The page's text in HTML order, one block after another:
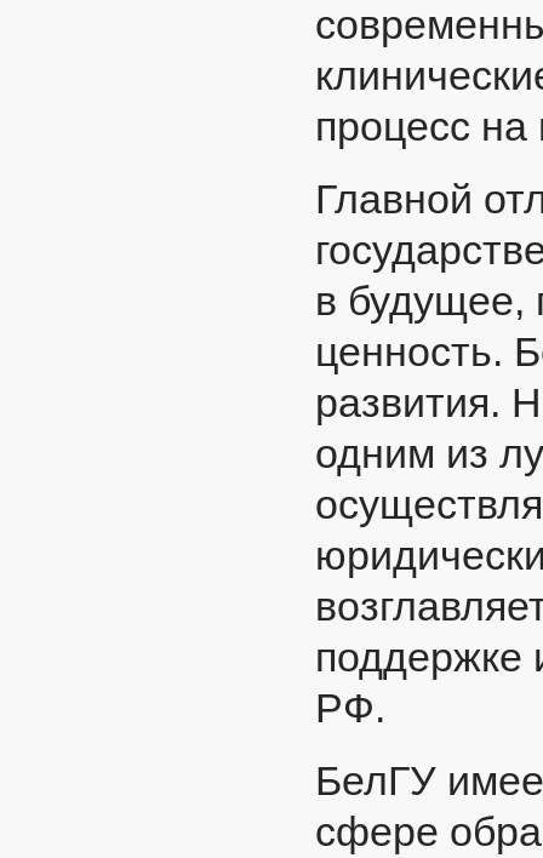
процесс
Главной
в будущее,
ценность.
развития.
одним из
поддержке
РФ.
БелГУ
сфере